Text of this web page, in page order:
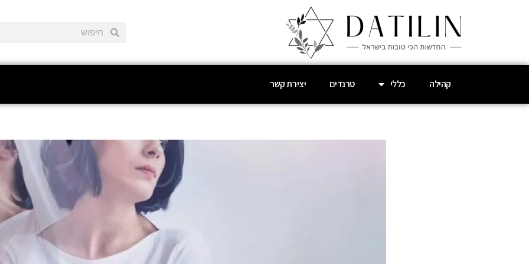
קהילה כללי טרנדים יצירת קשר